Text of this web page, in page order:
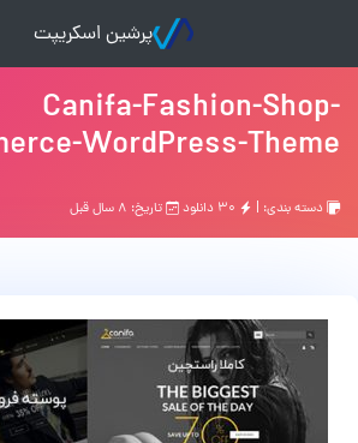
پرشین اسکریپت
Canifa-Fashion-Shop-
WordPress-Theme
دسته بندی: | تاریخ: ۸ سال قبل